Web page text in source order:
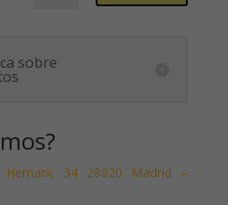
sobre
Hernani, 34 28020 Madrid –